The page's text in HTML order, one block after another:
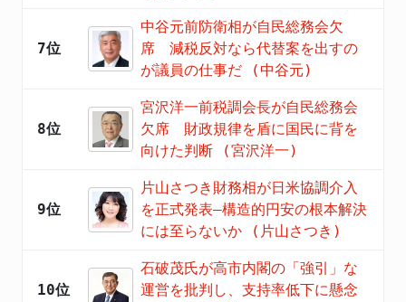
7位
中谷元前防衛相が自民総務会欠
席 減税反対なら代替案を出すの
が議員の仕事だ (中谷元)
8位
宮沢洋一前税調会長が自民総務会
欠席 財政規律を盾に国民に背を
向けた判断 (宮沢洋一)
9位
片山さつき財務相が日米協調介入
を正式発表―構造的円安の根本解決
には至らないか (片山さつき)
10位
石破茂氏が高市内閣の「強引」な
運営を批判し、支持率低下に懸念